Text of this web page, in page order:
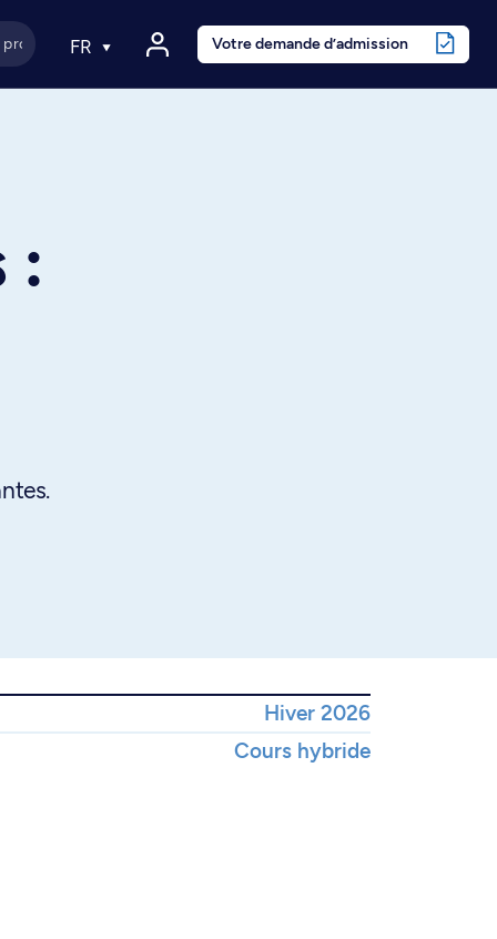
FR Votre demande d’admission
:
Hiver 2026
Cours hybride